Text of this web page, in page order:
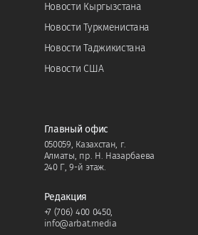
Новости Кыргызстана
Новости Туркменистана
Новости Таджикистана
Новости США
Главный офис
050059, Казахстан, г.
Алматы, пр. Н. Назарбаева
240 Г, 9-й этаж.
Редакция
+7 (706) 400 0450,
info@arbat.media